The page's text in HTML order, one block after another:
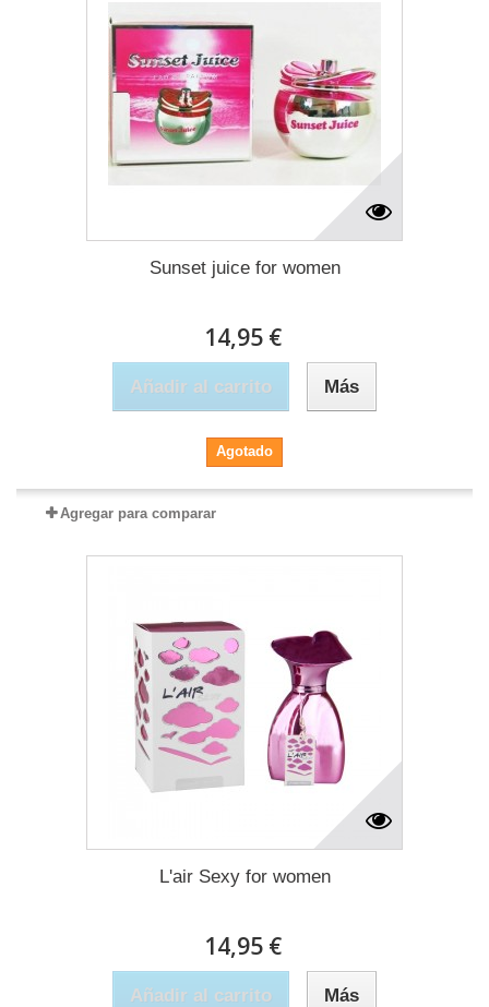
Sunset juice for women
14,95 €
Añadir al carrito Más
Agotado
Agregar para comparar
L'air Sexy for women
14,95 €
Añadir al carrito Más